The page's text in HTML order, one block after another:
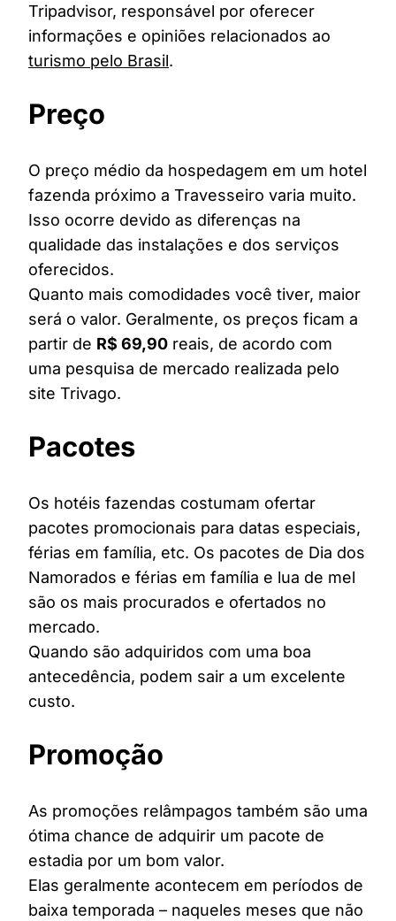
Tripadvisor, responsável por oferecer
informações e opiniões relacionados ao
turismo pelo Brasil.
Preço
O preço médio da hospedagem em um hotel
fazenda próximo a Travesseiro varia muito.
Isso ocorre devido as diferenças na
qualidade das instalações e dos serviços
oferecidos.
Quanto mais comodidades você tiver, maior
será o valor. Geralmente, os preços ficam a
partir de R$ 69,90 reais, de acordo com
uma pesquisa de mercado realizada pelo
site Trivago.
Pacotes
Os hotéis fazendas costumam ofertar
pacotes promocionais para datas especiais,
férias em família, etc. Os pacotes de Dia dos
Namorados e férias em família e lua de mel
são os mais procurados e ofertados no
mercado.
Quando são adquiridos com uma boa
antecedência, podem sair a um excelente
custo.
Promoção
As promoções relâmpagos também são uma
ótima chance de adquirir um pacote de
estadia por um bom valor.
Elas geralmente acontecem em períodos de
baixa temporada – naqueles meses que não